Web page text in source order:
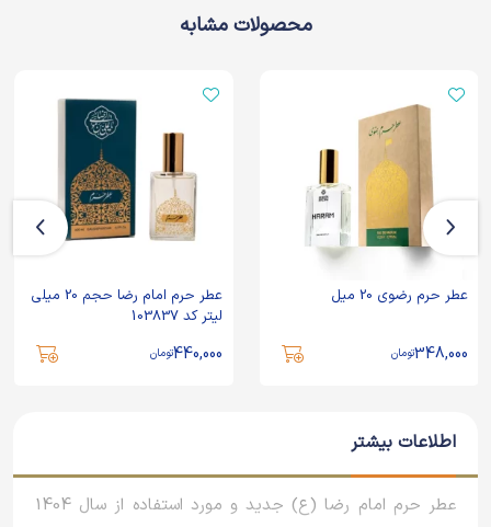
محصولات مشابه
عطر حرم رضوی 20 میل
348,000تومان
عطر حرم امام رضا حجم 20 میلی
لیتر کد 103837
440,000تومان
اطلاعات بیشتر
عطر حرم امام رضا (ع) جدید و مورد استفاده از سال 1404